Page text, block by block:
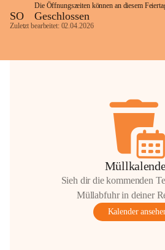
Die Öffnungszeiten können an diesem
SO Geschlossen
Zuletzt bearbeitet: 02.04.2026
Sieh dir die kommenden
Müllabfuhr in deiner
Kalender